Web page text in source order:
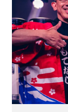
Política de